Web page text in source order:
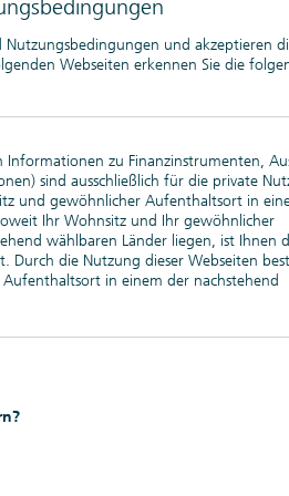
und akzeptieren
Webseiten erkennen Sie die
zu Finanzinstrumenten,
sind ausschließlich für die private
und gewöhnlicher Aufenthaltsort in
Ihr Wohnsitz und Ihr gewöhnlicher
wählbaren Länder liegen, ist Ihnen
Durch die Nutzung dieser Webseiten
in einem der nachstehend
dürfen nicht außerhalb der eines
verbreitet werden. Auf die besonderen
Finanzinstrumente weder
an bzw. zugunsten von US-Personen
zum Kauf oder Verkauf angeboten
Vorschriften anderer Länder
eines Nachtrags
zustehen. Weitergehende
für Wertpapiere
Bonds (einschließlich des jeweils
finden Sie->hier
bei den unter ARCHIV genannten
Verweis auch in noch gültige